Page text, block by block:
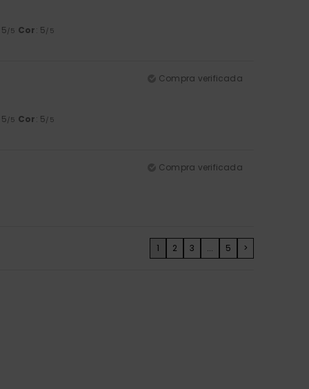
/5 Cor: 5/5
Compra verificada
/5 Cor: 5/5
Compra verificada
1 2 3 ... 5 >